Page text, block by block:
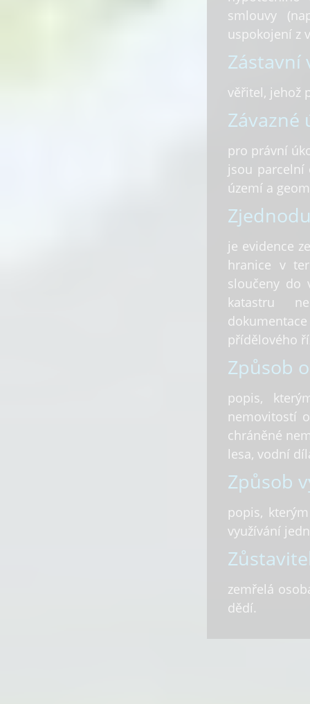
smlouvy
uspokojení z
Zástavní
věřitel, jehož
pro právní
jsou parcelní
území a
je evidence
hranice v
sloučeny do
katastru
přídělového
Způsob
popis,
nemovitostí
chráněné
lesa, vodní
Způsob
popis,
využívání
zemřelá
dědí.